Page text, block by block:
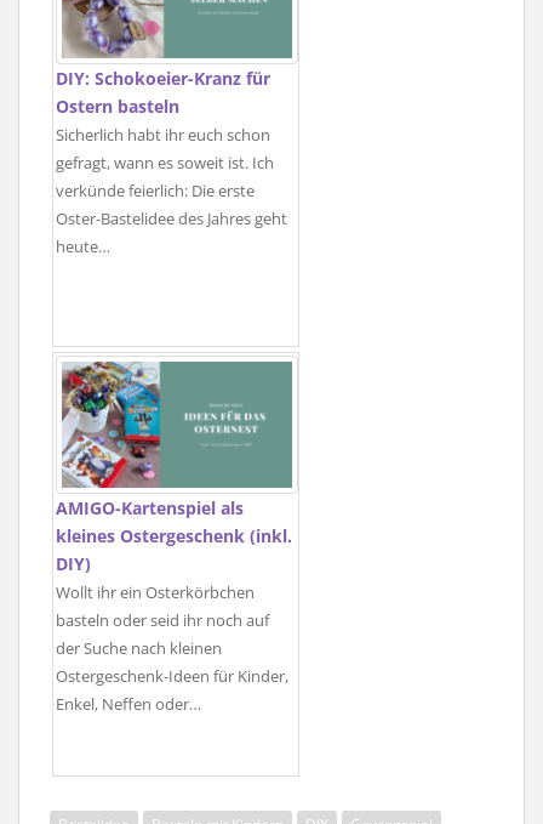
DIY: Schokoeier-Kranz für
Ostern basteln
Sicherlich habt ihr euch schon
gefragt, wann es soweit ist. Ich
verkünde feierlich: Die erste
Oster-Bastelidee des Jahres geht
heute…
AMIGO-Kartenspiel als
kleines Ostergeschenk (inkl.
DIY)
Wollt ihr ein Osterkörbchen
basteln oder seid ihr noch auf
der Suche nach kleinen
Ostergeschenk-Ideen für Kinder,
Enkel, Neffen oder…